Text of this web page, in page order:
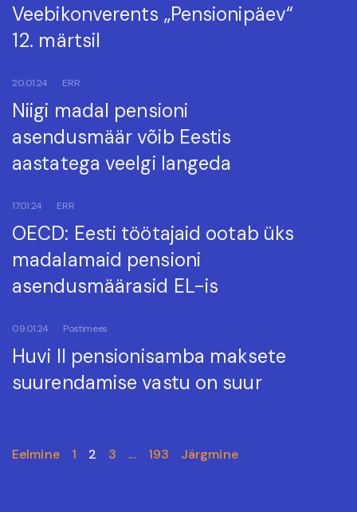
Veebikonverents „Pensionipäev“
12. märtsil
20.01.24 ERR
Niigi madal pensioni
asendusmäär võib Eestis
aastatega veelgi langeda
17.01.24 ERR
OECD: Eesti töötajaid ootab üks
madalamaid pensioni
asendusmäärasid EL-is
09.01.24 Postimees
Huvi II pensionisamba maksete
suurendamise vastu on suur
Eelmine 1 2 3 … 193 Järgmine